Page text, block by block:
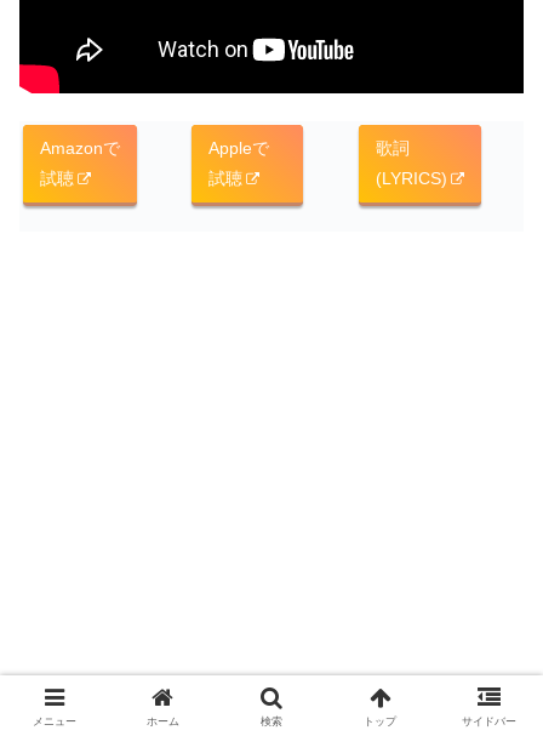
Amazonで
試聴
Appleで
試聴
歌詞
(LYRICS)
メニュー ホーム 検索 トップ サイドバー